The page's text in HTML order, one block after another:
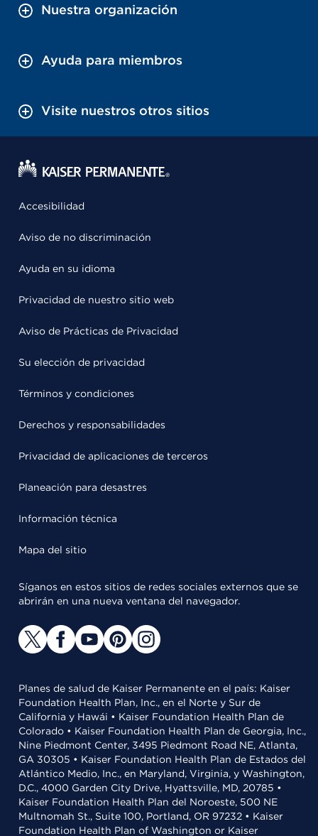
Nuestra organización
Ayuda para miembros
Visite nuestros otros sitios
Accesibilidad
Aviso de no discriminación
Ayuda en su idioma
Privacidad de nuestro sitio web
Aviso de Prácticas de Privacidad
Su elección de privacidad
Términos y condiciones
Derechos y responsabilidades
Privacidad de aplicaciones de terceros
Planeación para desastres
Información técnica
Mapa del sitio
Síganos en estos sitios de redes sociales externos que se
abrirán en una nueva ventana del navegador.
Planes de salud de Kaiser Permanente en el país: Kaiser
Foundation Health Plan, Inc., en el Norte y Sur de
California y Hawái • Kaiser Foundation Health Plan de
Colorado • Kaiser Foundation Health Plan de Georgia, Inc.,
Nine Piedmont Center, 3495 Piedmont Road NE, Atlanta,
GA 30305 • Kaiser Foundation Health Plan de Estados del
Atlántico Medio, Inc., en Maryland, Virginia, y Washington,
D.C., 4000 Garden City Drive, Hyattsville, MD, 20785 •
Kaiser Foundation Health Plan del Noroeste, 500 NE
Multnomah St., Suite 100, Portland, OR 97232 • Kaiser
Foundation Health Plan of Washington or Kaiser